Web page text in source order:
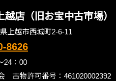
越店（旧お宝中古市場）
上越市西城町2-6-11
8626
24：00
古物許可番号：461020002392